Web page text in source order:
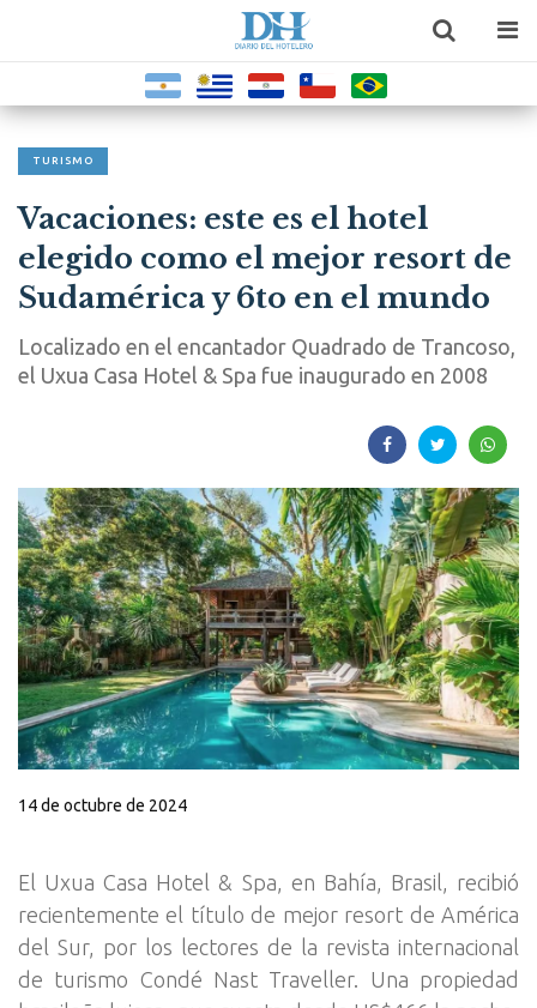
TURISMO
Vacaciones: este es el hotel
elegido como el mejor resort de
Sudamérica y 6to en el mundo
Localizado en el encantador Quadrado de Trancoso,
el Uxua Casa Hotel & Spa fue inaugurado en 2008
14 de octubre de 2024
El Uxua Casa Hotel & Spa, en Bahía, Brasil, recibió
recientemente el título de mejor resort de América
del Sur, por los lectores de la revista internacional
de turismo Condé Nast Traveller. Una propiedad